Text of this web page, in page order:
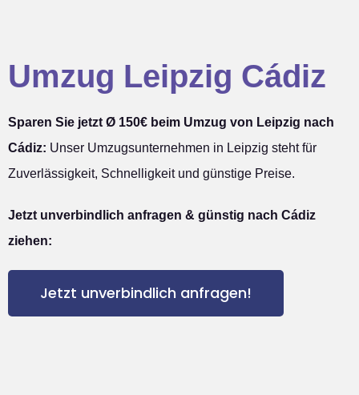
Umzug Leipzig Cádiz
Sparen Sie jetzt Ø 150€ beim Umzug von Leipzig nach
Cádiz: Unser Umzugsunternehmen in Leipzig steht für
Zuverlässigkeit, Schnelligkeit und günstige Preise.
Jetzt unverbindlich anfragen & günstig nach Cádiz
ziehen:
Jetzt unverbindlich anfragen!